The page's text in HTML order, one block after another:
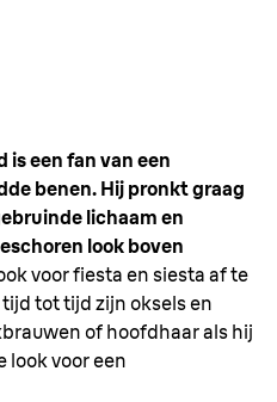
is een fan van een
benen. Hij pronkt graag
lichaam en
look boven
voor fiesta en siesta af te
tot tijd zijn oksels en
of hoofdhaar als hij
look voor een